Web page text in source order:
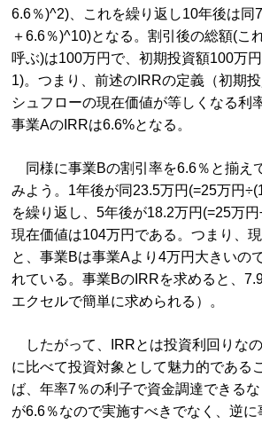
6.6％)^2)、これを繰り返し10年後は同
＋6.6％)^10)となる。割引後の総額(こ
呼ぶ)は100万円で、初期投資額100万
1)。つまり、前述のIRRの定義（初期
シュフローの現在価値が等しくなる利
事業AのIRRは6.6%となる。
同様に事業Bの割引率を6.6％と揃え
みよう。1年後が同23.5万円(=25万円
を繰り返し、5年後が18.2万円(=25万円
現在価値は104万円である。つまり、
と、事業Bは事業Aより4万円大きいの
れている。事業BのIRRを求めると、
エクセルで簡単に求められる）。
したがって、IRRとは投資利回りな
に比べて投資対象として魅力的である
ば、年率7％の利子で資金調達できる
が6.6％なので実施すべきでなく、逆